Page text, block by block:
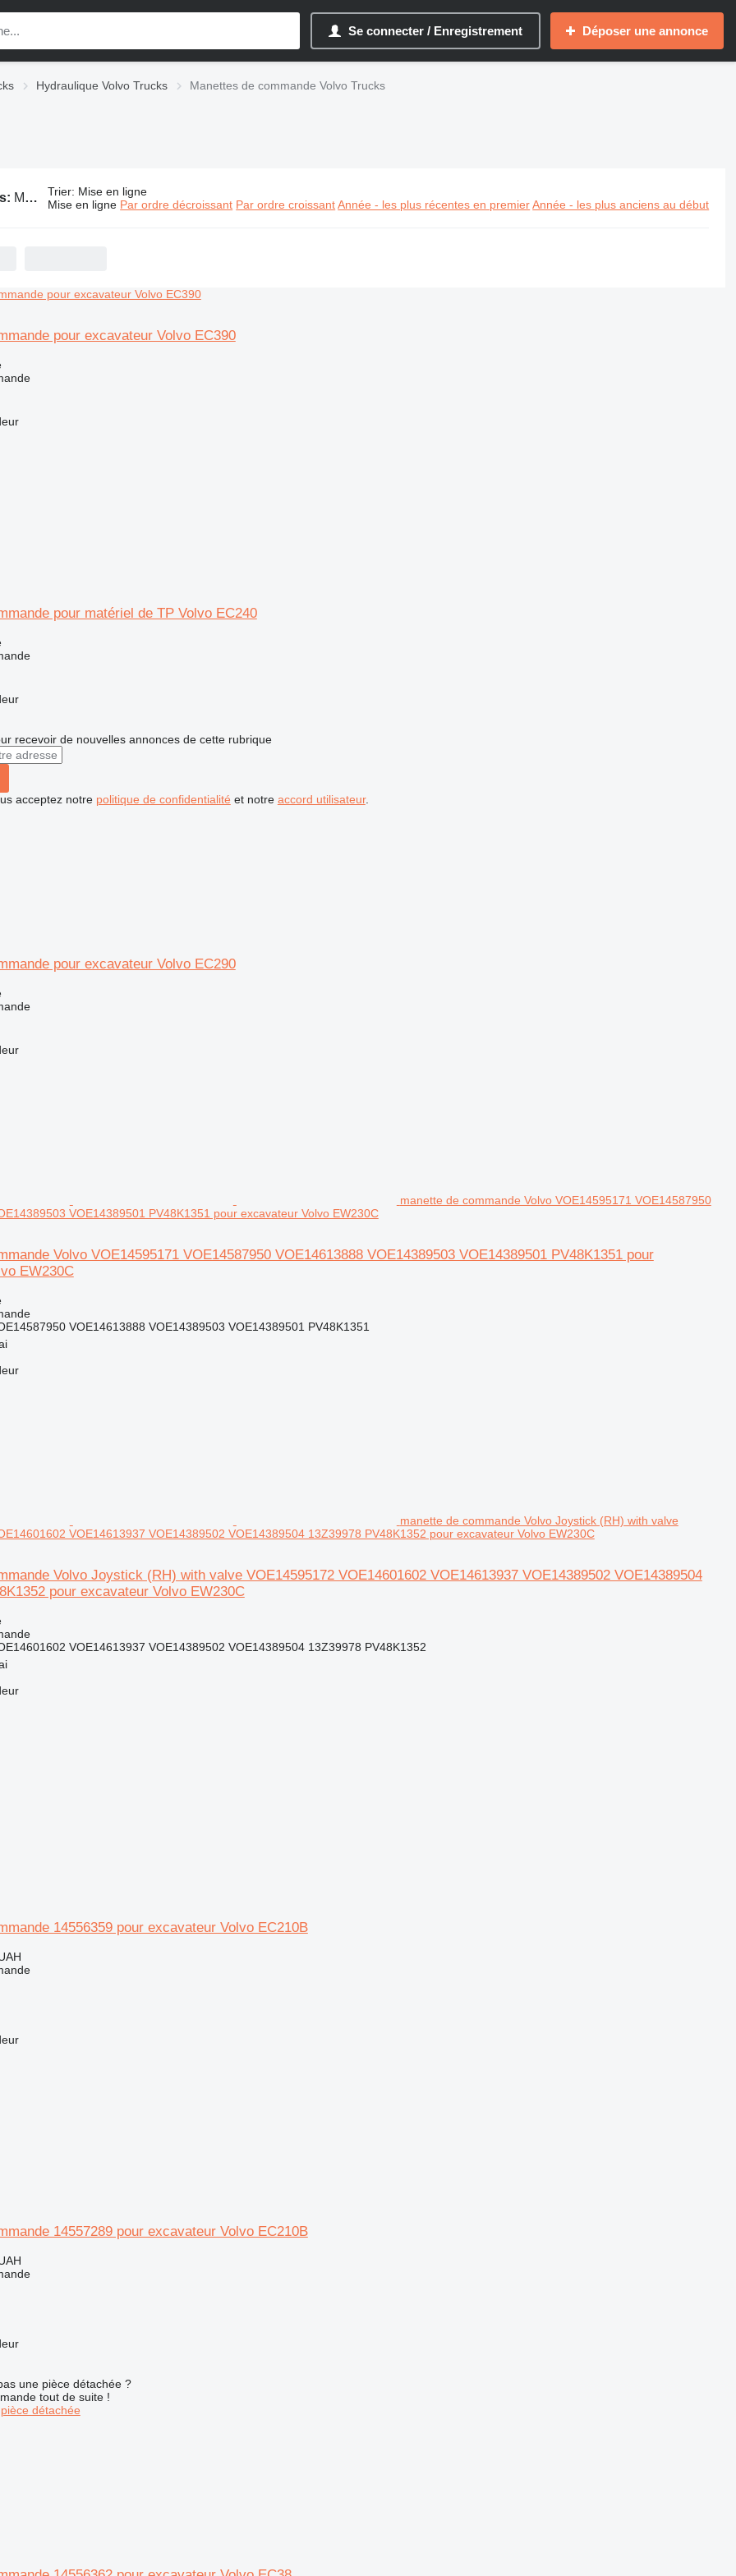
Se connecter / Enregistrement Déposer une annonce
Hydraulique Volvo Trucks Manettes de commande Volvo Trucks
Manettes de commande Volvo Trucks Trier: Mise en ligne
Mise en ligne Par ordre décroissant Par ordre croissant Année - les plus récentes en premier Année - les plus anciens au début
pour excavateur Volvo EC390
pour matériel de TP Volvo EC240
recevoir de nouvelles annonces de cette rubrique
acceptez notre politique de confidentialité et notre accord utilisateur.
pour excavateur Volvo EC290
manette de commande Volvo VOE14595171 VOE14587950
VOE14389501 PV48K1351 pour excavateur Volvo EW230C
Volvo VOE14595171 VOE14587950 VOE14613888 VOE14389503 VOE14389501 PV48K1351 pour
EW230C
VOE14613888 VOE14389503 VOE14389501 PV48K1351
manette de commande Volvo Joystick (RH) with valve
VOE14613937 VOE14389502 VOE14389504 13Z39978 PV48K1352 pour excavateur Volvo EW230C
Volvo Joystick (RH) with valve VOE14595172 VOE14601602 VOE14613937 VOE14389502 VOE14389504
pour excavateur Volvo EW230C
VOE14613937 VOE14389502 VOE14389504 13Z39978 PV48K1352
14556359 pour excavateur Volvo EC210B
14557289 pour excavateur Volvo EC210B
une pièce détachée ?
tout de suite !
détachée